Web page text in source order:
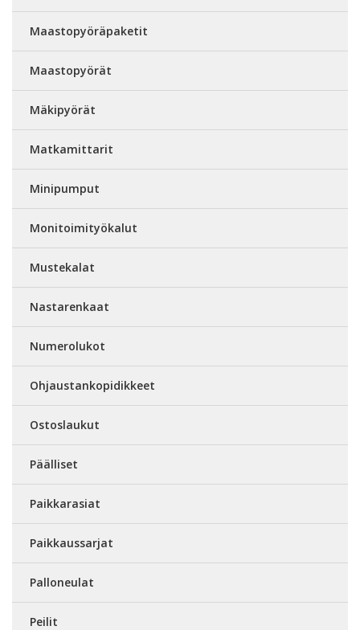
Maastopyöräpaketit
Maastopyörät
Mäkipyörät
Matkamittarit
Minipumput
Monitoimityökalut
Mustekalat
Nastarenkaat
Numerolukot
Ohjaustankopidikkeet
Ostoslaukut
Päälliset
Paikkarasiat
Paikkaussarjat
Palloneulat
Peilit